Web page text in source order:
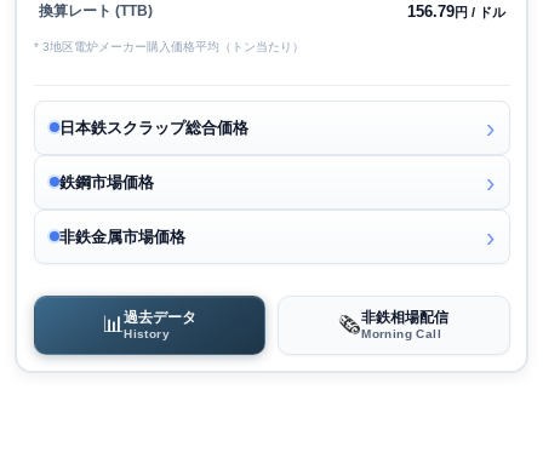
換算レート (TTB) 156.79円 / ドル
* 3地区電炉メーカー購入価格平均（トン当たり）
日本鉄スクラップ総合価格
鉄鋼市場価格
非鉄金属市場価格
📊過去データ
History 🗞️非鉄相場配信
Morning Call